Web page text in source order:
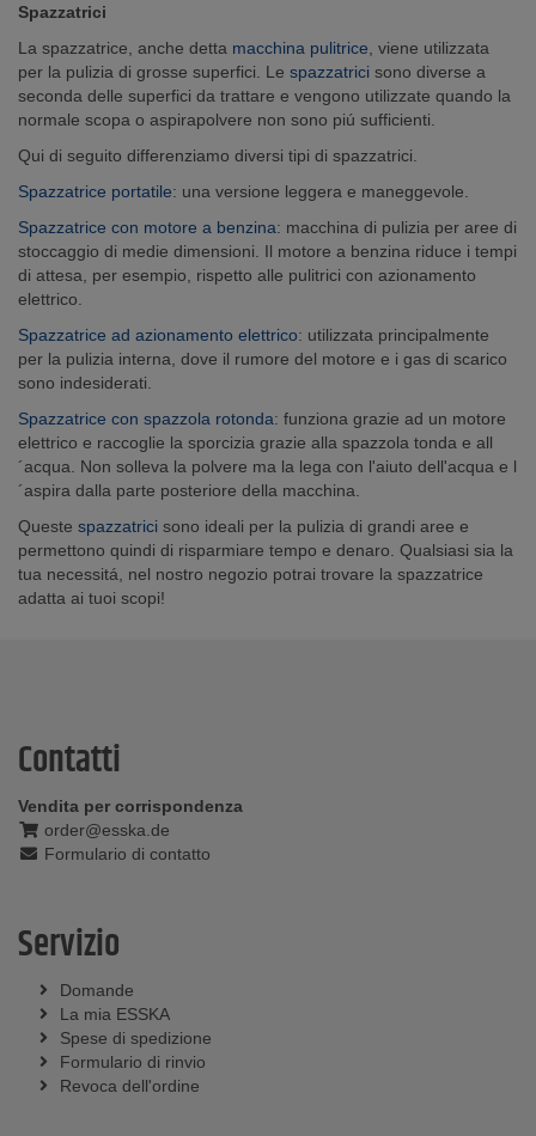
Spazzatrici
La spazzatrice, anche detta macchina pulitrice , viene utilizzata
per la pulizia di grosse superfici. Le spazzatrici sono diverse a
seconda delle superfici da trattare e vengono utilizzate quando la
normale scopa o aspirapolvere non sono piú sufficienti.
Qui di seguito differenziamo diversi tipi di spazzatrici.
Spazzatrice portatile: una versione leggera e maneggevole.
Spazzatrice con motore a benzina: macchina di pulizia per aree di
stoccaggio di medie dimensioni. Il motore a benzina riduce i tempi
di attesa, per esempio, rispetto alle pulitrici con azionamento
elettrico.
Spazzatrice ad azionamento elettrico: utilizzata principalmente
per la pulizia interna, dove il rumore del motore e i gas di scarico
sono indesiderati.
Spazzatrice con spazzola rotonda: funziona grazie ad un motore
elettrico e raccoglie la sporcizia grazie alla spazzola tonda e all
´acqua. Non solleva la polvere ma la lega con l'aiuto dell'acqua e l
´aspira dalla parte posteriore della macchina.
Queste spazzatrici sono ideali per la pulizia di grandi aree e
permettono quindi di risparmiare tempo e denaro. Qualsiasi sia la
tua necessitá, nel nostro negozio potrai trovare la spazzatrice
adatta ai tuoi scopi!
Contatti
Vendita per corrispondenza
order@esska.de
Formulario di contatto
Servizio
Domande
La mia ESSKA
Spese di spedizione
Formulario di rinvio
Revoca dell'ordine